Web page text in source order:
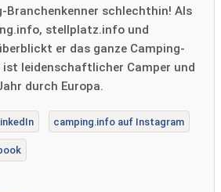
Branchenkenner schlechthin! Als
stellplatz.info und
er das ganze Camping-
ist leidenschaftlicher Camper und
durch Europa.
camping.info auf Instagram